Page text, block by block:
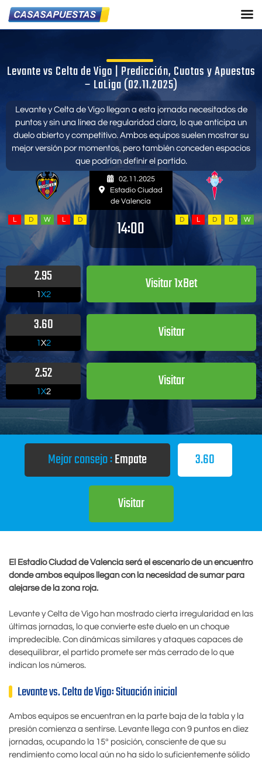
Levante vs Celta de Vigo | Predicción, Cuotas y Apuestas
– LaLiga (02.11.2025)
Levante y Celta de Vigo llegan a esta jornada necesitados de
puntos y sin una línea de regularidad clara, lo que anticipa un
duelo abierto y competitivo. Ambos equipos suelen mostrar su
mejor versión por momentos, pero también conceden espacios
que podrían definir el partido.
L D W L D
02.11.2025
Estadio Ciudad
de Valencia
14:00 D L D D W
2.95
1 X2
Visitar 1xBet
3.60
1 X2
Visitar
2.52
1X2
Visitar
Mejor consejo :Empate 3.60
Visitar
El Estadio Ciudad de Valencia será el escenario de un encuentro
donde ambos equipos llegan con la necesidad de sumar para
alejarse de la zona roja.
Levante y Celta de Vigo han mostrado cierta irregularidad en las
últimas jornadas, lo que convierte este duelo en un choque
impredecible. Con dinámicas similares y ataques capaces de
desequilibrar, el partido promete ser más cerrado de lo que
indican los números.
Levante vs. Celta de Vigo: Situación inicial
Ambos equipos se encuentran en la parte baja de la tabla y la
presión comienza a sentirse. Levante llega con 9 puntos en diez
jornadas, ocupando la 15ª posición, consciente de que su
rendimiento como local aún no ha sido lo suficientemente sólido